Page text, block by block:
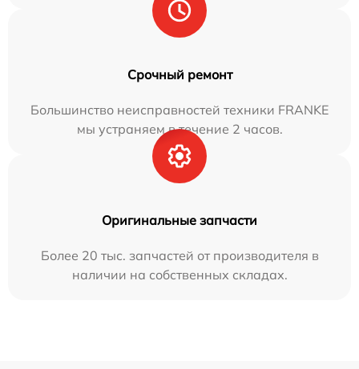
Срочный ремонт
Большинство неисправностей техники FRANKE
мы устраняем в течение 2 часов.
Оригинальные запчасти
Более 20 тыс. запчастей от производителя в
наличии на собственных складах.